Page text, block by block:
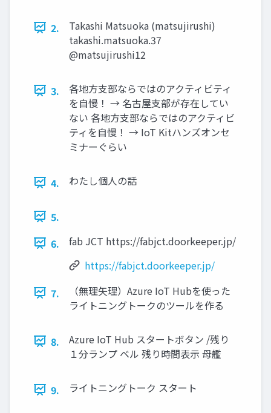
2.
Takashi Matsuoka (matsujirushi)
takashi.matsuoka.37
@matsujirushi12
3.
各地方支部ならではのアクティビティ
を自慢！ → 名古屋支部が存在してい
ない 各地方支部ならではのアクティビ
ティを自慢！ → IoT Kitハンズオンセ
ミナーぐらい
4. わたし個人の話
5.
6.
fab JCT https://fabjct.doorkeeper.jp/
https://fabjct.doorkeeper.jp/
7.
（無理矢理）Azure IoT Hubを使った
ライトニングトークのツールを作る
8.
Azure IoT Hub スタートボタン /残り
１分ランプ ベル 残り時間表示 母艦
9. ライトニングトーク スタート